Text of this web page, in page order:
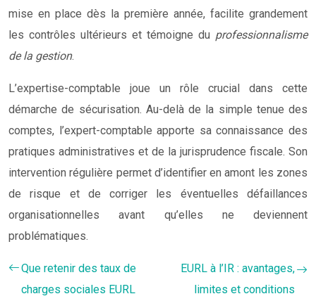
mise en place dès la première année, facilite grandement
les contrôles ultérieurs et témoigne du professionnalisme
de la gestion.
L’expertise-comptable joue un rôle crucial dans cette
démarche de sécurisation. Au-delà de la simple tenue des
comptes, l’expert-comptable apporte sa connaissance des
pratiques administratives et de la jurisprudence fiscale. Son
intervention régulière permet d’identifier en amont les zones
de risque et de corriger les éventuelles défaillances
organisationnelles avant qu’elles ne deviennent
problématiques.
Que retenir des taux de
charges sociales EURL
EURL à l’IR : avantages,
limites et conditions